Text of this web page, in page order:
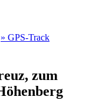
» GPS-Track
zum